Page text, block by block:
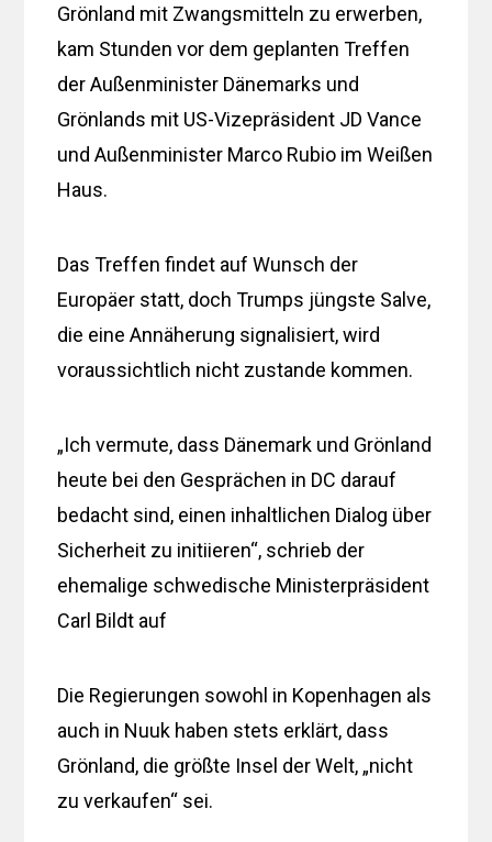
Grönland mit Zwangsmitteln zu erwerben,
kam Stunden vor dem geplanten Treffen
der Außenminister Dänemarks und
Grönlands mit US-Vizepräsident JD Vance
und Außenminister Marco Rubio im Weißen
Haus.
Das Treffen findet auf Wunsch der
Europäer statt, doch Trumps jüngste Salve,
die eine Annäherung signalisiert, wird
voraussichtlich nicht zustande kommen.
„Ich vermute, dass Dänemark und Grönland
heute bei den Gesprächen in DC darauf
bedacht sind, einen inhaltlichen Dialog über
Sicherheit zu initiieren“, schrieb der
ehemalige schwedische Ministerpräsident
Carl Bildt auf
Die Regierungen sowohl in Kopenhagen als
auch in Nuuk haben stets erklärt, dass
Grönland, die größte Insel der Welt, „nicht
zu verkaufen“ sei.